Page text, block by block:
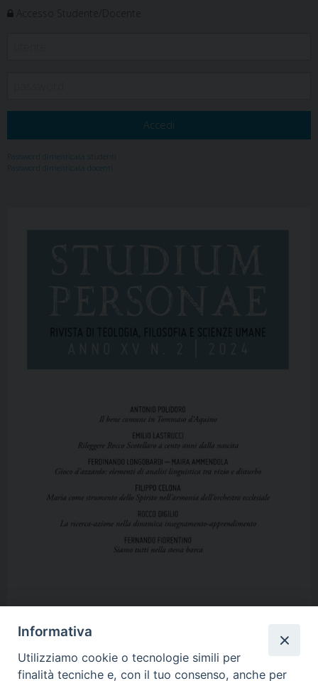
Password dimenticata studenti
Password dimenticata docenti
Informativa
Utilizziamo cookie o tecnologie simili per
finalità tecniche e, con il tuo consenso, anche per